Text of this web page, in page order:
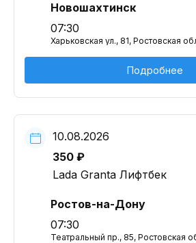
Новошахтинск
07:30
Харьковская ул., 81, Ростовская
Подробнее
10.08.2026
350 ₽
Lada Granta Лифтбек
Ростов-на-Дону
07:30
Театральный пр., 85, Ростовская